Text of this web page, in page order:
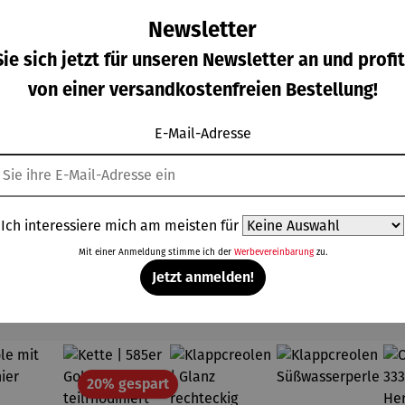
|
Kette |
Antik
Regulärer Preis:
Kette |
Verkaufspreis:
27,00 € UVP
Kette |
Topseller aus der Kategorie Ohrringe
20% gespartRabatt
Newsletter
sich jetzt für unseren Newsletter an und
von einer versandkostenfreien Bestellung!
E-Mail-Adresse
Ich interessiere mich am meisten für
Mit einer Anmeldung stimme ich der Werbevereinbarungzu.
Jetzt anmelden!